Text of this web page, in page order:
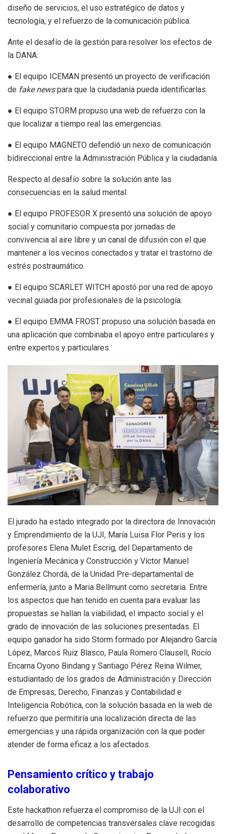
diseño de servicios, el uso estratégico de datos y
tecnología, y el refuerzo de la comunicación pública.
Ante el desafío de la gestión para resolver los efectos de
la DANA:
● El equipo ICEMAN presentó un proyecto de verificación
de fake newspara que la ciudadanía pueda identificarlas.
● El equipo STORM propuso una web de refuerzo con la
que localizar a tiempo real las emergencias.
● El equipo MAGNETO defendió un nexo de comunicación
bidireccional entre la Administración Pública y la ciudadanía.
Respecto al desafío sobre la solución ante las
consecuencias en la salud mental:
● El equipo PROFESOR X presentó una solución de apoyo
social y comunitario compuesta por jornadas de
convivencia al aire libre y un canal de difusión con el que
mantener a los vecinos conectados y tratar el trastorno de
estrés postraumático.
● El equipo SCARLET WITCH apostó por una red de apoyo
vecinal guiada por profesionales de la psicología.
● El equipo EMMA FROST propuso una solución basada en
una aplicación que combinaba el apoyo entre particulares y
entre expertos y particulares.
El jurado ha estado integrado por la directora de Innovación
y Emprendimiento de la UJI, María Luisa Flor Peris y los
profesores Elena Mulet Escrig, del Departamento de
Ingeniería Mecánica y Construcción y Víctor Manuel
González Chordá, de la Unidad Pre-departamental de
enfermería, junto a Maria Bellmunt como secretaria. Entre
los aspectos que han tenido en cuenta para evaluar las
propuestas se hallan la viabilidad, el impacto social y el
grado de innovación de las soluciones presentadas. El
equipo ganador ha sido Storm formado por Alejandro García
López, Marcos Ruiz Blasco, Paula Romero Clausell, Rocío
Encarna Oyono Bindang y Santiago Pérez Reina Wilmer,
estudiantado de los grados de Administración y Dirección
de Empresas, Derecho, Finanzas y Contabilidad e
Inteligencia Robótica, con la solución basada en la web de
refuerzo que permitiría una localización directa de las
emergencias y una rápida organización con la que poder
atender de forma eficaz a los afectados.
Pensamiento crítico y trabajo
colaborativo
Este hackathon refuerza el compromiso de la UJI con el
desarrollo de competencias transversales clave recogidas